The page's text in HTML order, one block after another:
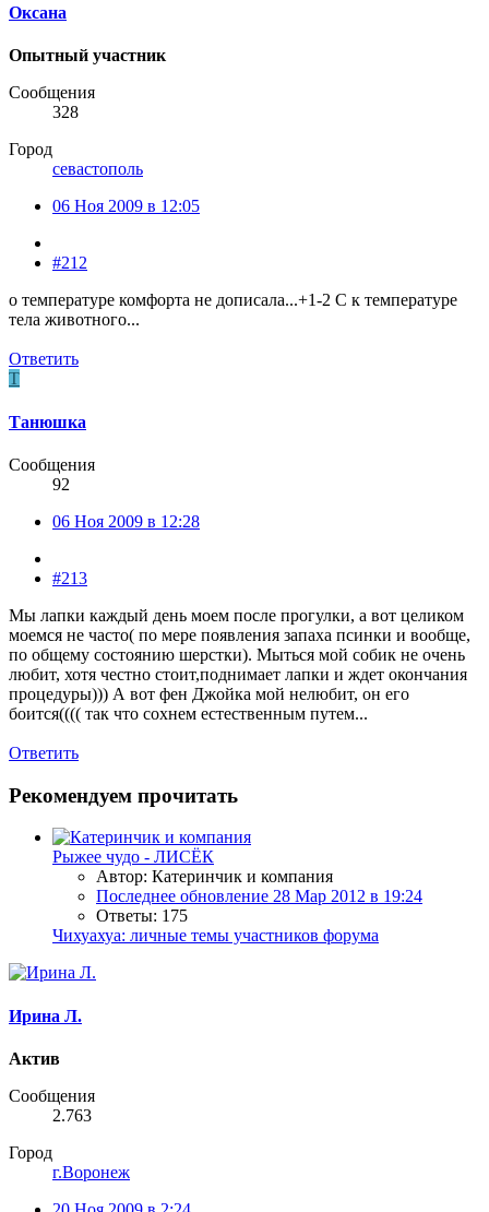
Оксана
Опытный участник
Сообщения
328
Город
севастополь
06 Ноя 2009 в 12:05
#212
о температуре комфорта не дописала...+1-2 С к температуре
тела животного...
Ответить
Т
Танюшка
Сообщения
92
06 Ноя 2009 в 12:28
#213
Мы лапки каждый день моем после прогулки, а вот целиком
моемся не часто( по мере появления запаха псинки и вообще,
по общему состоянию шерстки). Мыться мой собик не очень
любит, хотя честно стоит,поднимает лапки и ждет окончания
процедуры))) А вот фен Джойка мой нелюбит, он его
боится(((( так что сохнем естественным путем...
Ответить
Рекомендуем прочитать
Рыжее чудо - ЛИСЁК
Автор: Катеринчик и компания
Последнее обновление 28 Мар 2012 в 19:24
Ответы: 175
Чихуахуа: личные темы участников форума
Ирина Л.
Актив
Сообщения
2.763
Город
г.Воронеж